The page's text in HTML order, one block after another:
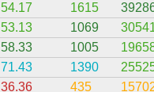
54.17 1615
53.13 1069
58.33 1005
71.43 1390
36.36 435